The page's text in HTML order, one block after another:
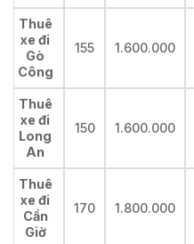
Thuê
xe đi
Gò
Công
155 1.600.000
Thuê
xe đi
Long
An
150 1.600.000
Thuê
xe đi
Cần
Giờ
170 1.800.000